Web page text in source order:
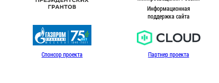
Информационная
поддержка сайта
Спонсор проекта Партнер проекта